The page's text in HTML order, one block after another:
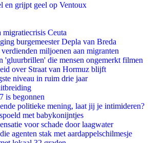
en grijpt geel op Ventoux
Ceuta
burgemeester Depla van Breda
miljoenen aan migranten
die mensen ongemerkt filmen
over Straat van Hormuz blijft
niveau in ruim drie jaar
is begonnen
politieke mening, laat jij je intimideren?
met babykonijntjes
voor schade door laagwater
agenten stak met aardappelschilmesje